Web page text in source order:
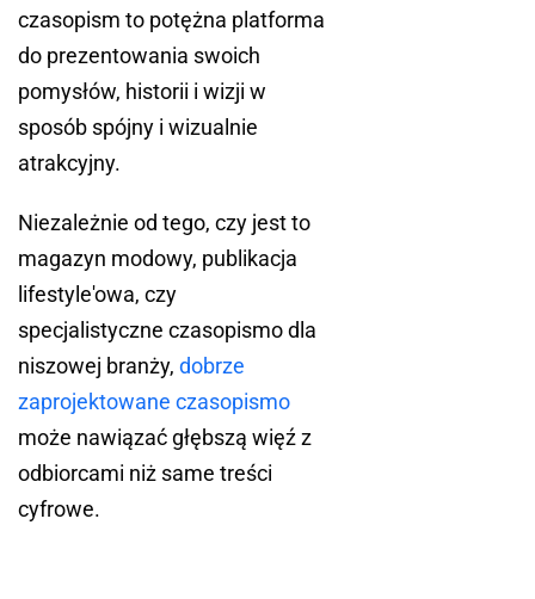
czasopism to potężna platforma
do prezentowania swoich
pomysłów, historii i wizji w
sposób spójny i wizualnie
atrakcyjny.
Niezależnie od tego, czy jest to
magazyn modowy, publikacja
lifestyle'owa, czy
specjalistyczne czasopismo dla
niszowej branży, dobrze
zaprojektowane czasopismo
może nawiązać głębszą więź z
odbiorcami niż same treści
cyfrowe.